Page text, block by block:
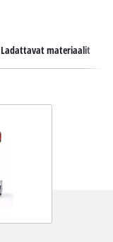
Ladattavat materiaalit